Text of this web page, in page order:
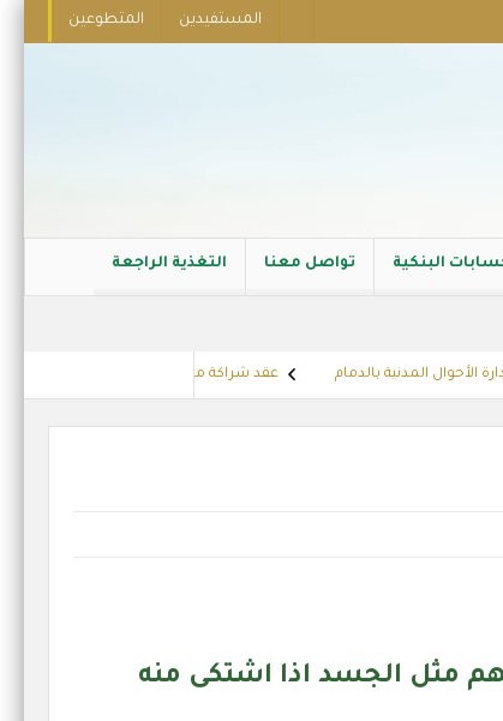
المستفيدين المتطوعين
البنكية تواصل معنا التغذية الراجعة
المدنية بالدمام عقد شراكة مع الشركة العربية للجلفنة
مثل الجسد اذا اشتكى منه